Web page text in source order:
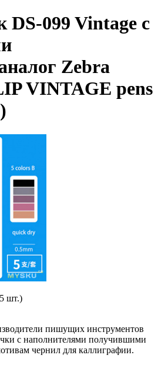
DS-099 Vintage с
Zebra
VINTAGE pens
шт.)
пишущих инструментов
с наполнителями получившими
чернил для каллиграфии.